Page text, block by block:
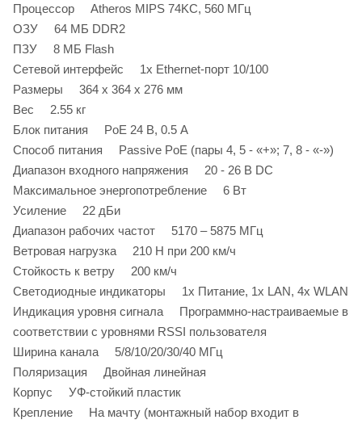
Процессор Atheros MIPS 74KC, 560 МГц
ОЗУ 64 МБ DDR2
ПЗУ 8 МБ Flash
Сетевой интерфейс 1х Ethernet-порт 10/100
Размеры 364 х 364 х 276 мм
Вес 2.55 кг
Блок питания PoE 24 В, 0.5 А
Способ питания Passive PoE (пары 4, 5 - «+»; 7, 8 - «-»)
Диапазон входного напряжения 20 - 26 В DC
Максимальное энергопотребление 6 Вт
Усиление 22 дБи
Диапазон рабочих частот 5170 – 5875 МГц
Ветровая нагрузка 210 Н при 200 км/ч
Стойкость к ветру 200 км/ч
Светодиодные индикаторы 1х Питание, 1х LAN, 4х WLAN
Индикация уровня сигнала Программно-настраиваемые в
соответствии с уровнями RSSI пользователя
Ширина канала 5/8/10/20/30/40 МГц
Поляризация Двойная линейная
Корпус УФ-стойкий пластик
Крепление На мачту (монтажный набор входит в